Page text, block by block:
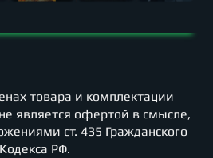
товара и комплектации
является офертой в смысле,
ст. 435 Гражданского
Кодекса РФ.